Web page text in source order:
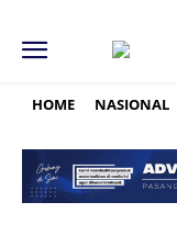
HOME NASIONAL